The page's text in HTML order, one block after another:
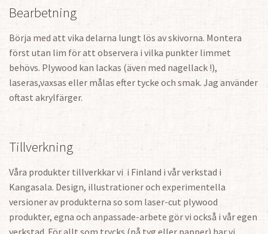
Bearbetning
Börja med att vika delarna lungt lös av skivorna. Montera
först utan lim för att observera i vilka punkter limmet
behövs. Plywood kan lackas (även med nagellack !),
laseras,vaxsas eller målas efter tycke och smak. Jag använder
oftast akrylfärger.
Tillverkning
Våra produkter tillverkkar vi i Finland i vår verkstad i
Kangasala. Design, illustrationer och experimentella
versioner av produkterna so som laser-cut plywood
produkter, egna och anpassade-arbete gör vi också i vår egen